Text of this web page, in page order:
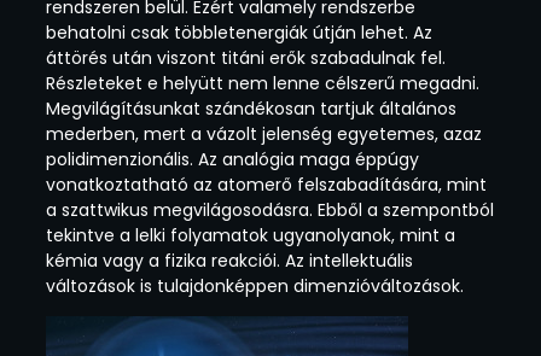
rendszeren belül. Ezért valamely rendszerbe
behatolni csak többletenergiák útján lehet. Az
áttörés után viszont titáni erők szabadulnak fel.
Részleteket e helyütt nem lenne célszerű megadni.
Megvilágításunkat szándékosan tartjuk általános
mederben, mert a vázolt jelenség egyetemes, azaz
polidimenzionális. Az analógia maga éppúgy
vonatkoztatható az atomerő felszabadítására, mint
a szattwikus megvilágosodásra. Ebből a szempontból
tekintve a lelki folyamatok ugyanolyanok, mint a
kémia vagy a fizika reakciói. Az intellektuális
változások is tulajdonképpen dimenzióváltozások.